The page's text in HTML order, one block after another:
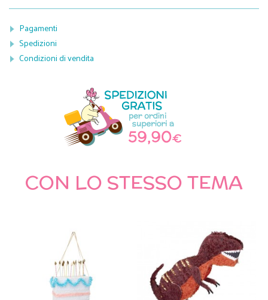
Pagamenti
Spedizioni
Condizioni di vendita
CON LO STESSO TEMA